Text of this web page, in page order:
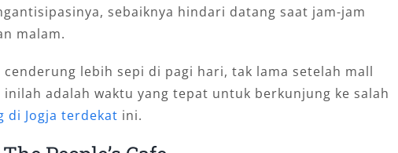
sebaiknya hindari datang saat jam-jam
malam.
cenderung lebih sepi di pagi hari, tak lama setelah mall
inilah adalah waktu yang tepat untuk berkunjung ke salah
di Jogja terdekat ini.